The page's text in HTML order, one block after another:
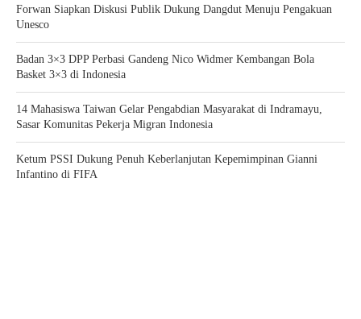
Forwan Siapkan Diskusi Publik Dukung Dangdut Menuju Pengakuan
Unesco
Badan 3×3 DPP Perbasi Gandeng Nico Widmer Kembangan Bola
Basket 3×3 di Indonesia
14 Mahasiswa Taiwan Gelar Pengabdian Masyarakat di Indramayu,
Sasar Komunitas Pekerja Migran Indonesia
Ketum PSSI Dukung Penuh Keberlanjutan Kepemimpinan Gianni
Infantino di FIFA